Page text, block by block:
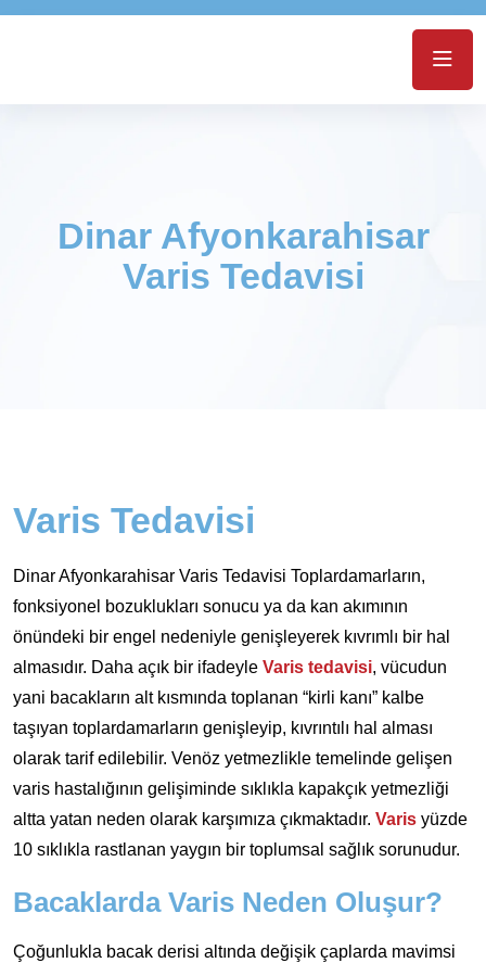
Dinar Afyonkarahisar
Varis Tedavisi
Varis Tedavisi
Dinar Afyonkarahisar Varis Tedavisi Toplardamarların,
fonksiyonel bozuklukları sonucu ya da kan akımının
önündeki bir engel nedeniyle genişleyerek kıvrımlı bir hal
almasıdır. Daha açık bir ifadeyle Varis tedavisi, vücudun
yani bacakların alt kısmında toplanan “kirli kanı” kalbe
taşıyan toplardamarların genişleyip, kıvrıntılı hal alması
olarak tarif edilebilir. Venöz yetmezlikle temelinde gelişen
varis hastalığının gelişiminde sıklıkla kapakçık yetmezliği
altta yatan neden olarak karşımıza çıkmaktadır. Varis yüzde
10 sıklıkla rastlanan yaygın bir toplumsal sağlık sorunudur.
Bacaklarda Varis Neden Oluşur?
Çoğunlukla bacak derisi altında değişik çaplarda mavimsi